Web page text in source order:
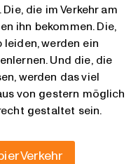
die im Verkehr am
ihn bekommen. Die,
werden ein
Und die, die
werden das viel
von gestern möglich
gestaltet sein.
Verkehr